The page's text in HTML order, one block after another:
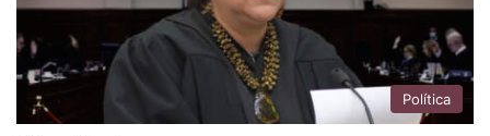
Política